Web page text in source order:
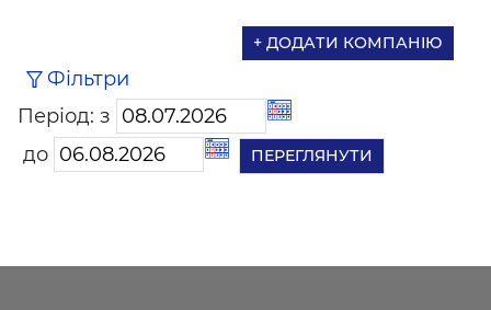
+ ДОДАТИ КОМПАНІЮ
Фільтри
Період: з
до